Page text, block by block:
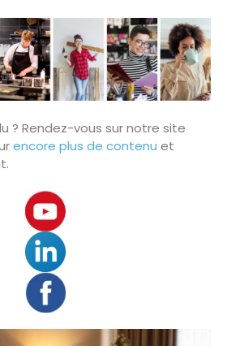
? Rendez-vous sur notre site
encore plus de contenu et